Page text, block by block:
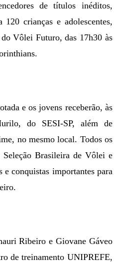
de títulos inéditos,
crianças e adolescentes,
Vôlei Futuro, das 17h30 às
e os jovens receberão, às
do SESI-SP, além de
no mesmo local. Todos os
Brasileira de Vôlei e
e conquistas importantes para
Ribeiro e Giovane Gáveo
de treinamento UNIPREFE,